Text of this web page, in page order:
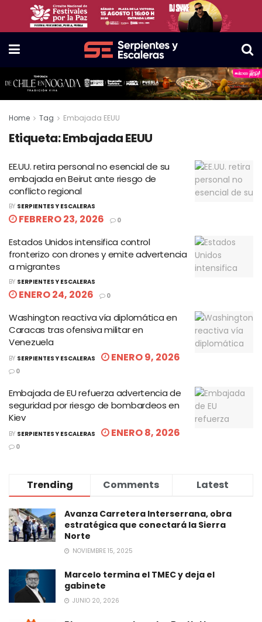
Home Tag Embajada EEUU
Etiqueta:Embajada EEUU
EE.UU. retira personal no esencial de su
embajada en Beirut ante riesgo de
conflicto regional
BY SERPIENTES Y ESCALERAS
FEBRERO 23, 2026 0
Estados Unidos intensifica control
fronterizo con drones y emite advertencia
a migrantes
BY SERPIENTES Y ESCALERAS
ENERO 24, 2026 0
Washington reactiva vía diplomática en
Caracas tras ofensiva militar en
Venezuela
BY SERPIENTES Y ESCALERAS ENERO 9, 2026
0
Embajada de EU refuerza advertencia de
seguridad por riesgo de bombardeos en
Kiev
BY SERPIENTES Y ESCALERAS ENERO 8, 2026
0
Trending Comments Latest
Avanza Carretera Interserrana, obra
estratégica que conectará la Sierra
Norte
NOVIEMBRE 15, 2025
Marcelo termina el TMEC y deja el
gabinete
JUNIO 20, 2026